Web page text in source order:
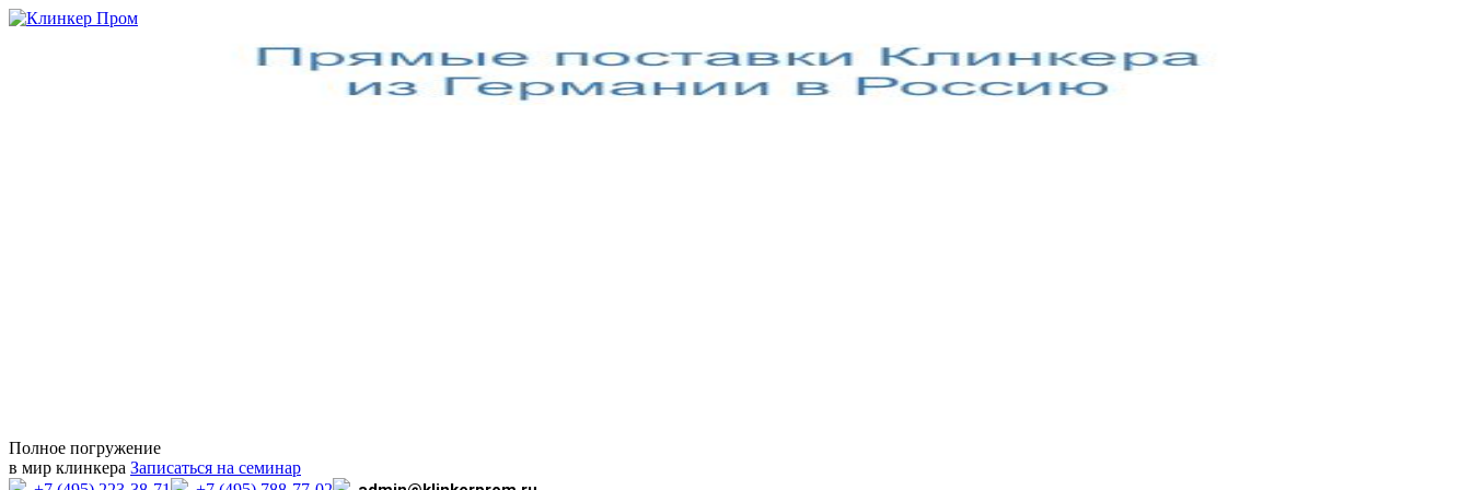
Полное погружение
в мир клинкера Записаться на семинар